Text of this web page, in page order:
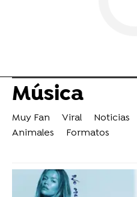
Música
Muy Fan Viral Noticias
Animales
Formatos